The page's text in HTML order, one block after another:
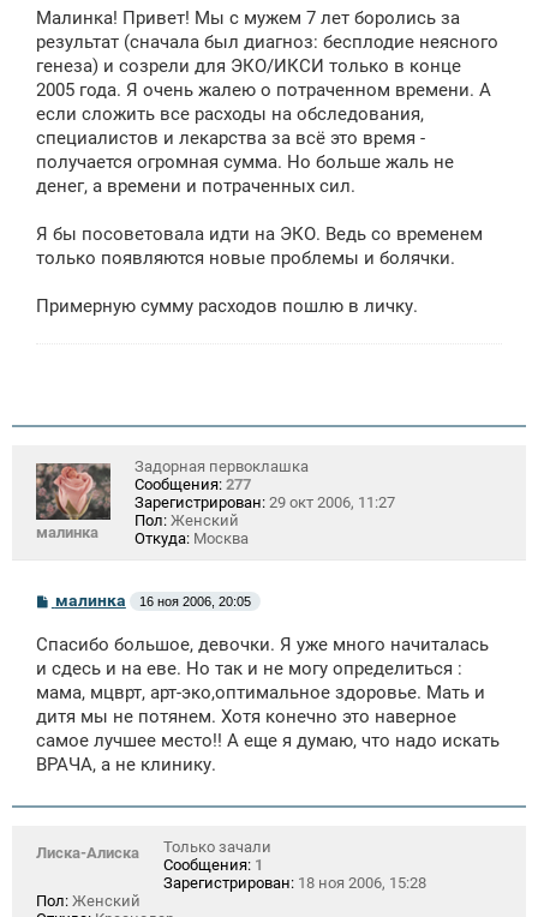
б
щ
н
и
Малинка! Привет! Мы с мужем 7 лет боролись за
результат (сначала был диагноз: бесплодие неясного
генеза) и созрели для ЭКО/ИКСИ только в конце
2005 года. Я очень жалею о потраченном времени. А
если сложить все расходы на обследования,
специалистов и лекарства за всё это время -
получается огромная сумма. Но больше жаль не
денег, а времени и потраченных сил.
Я бы посоветовала идти на ЭКО. Ведь со временем
только появляются новые проблемы и болячки.
Примерную сумму расходов пошлю в личку.
малинка
Задорная первоклашка
Сообщения: 277
Зарегистрирован: 29 окт 2006, 11:27
Пол: Женский
Откуда: Москва
С
б
щ
н
и
малинка 16 ноя 2006, 20:05
Спасибо большое, девочки. Я уже много начиталась
и сдесь и на еве. Но так и не могу определиться :
мама, мцврт, арт-эко,оптимальное здоровье. Мать и
дитя мы не потянем. Хотя конечно это наверное
самое лучшее место!! А еще я думаю, что надо искать
ВРАЧА, а не клинику.
Лиска-Алиска
Только зачали
Сообщения: 1
Зарегистрирован: 18 ноя 2006, 15:28
Пол: Женский